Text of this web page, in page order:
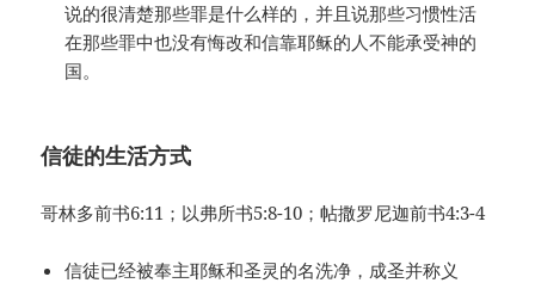
说的很清楚那些罪是什么样的，并且说那些习惯性活
在那些罪中也没有悔改和信靠耶稣的人不能承受神的
国。
信徒的生活方式
哥林多前书6:11；以弗所书5:8-10；帖撒罗尼迦前书4:3-4
信徒已经被奉主耶稣和圣灵的名洗净，成圣并称义